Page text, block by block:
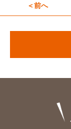
＜前へ